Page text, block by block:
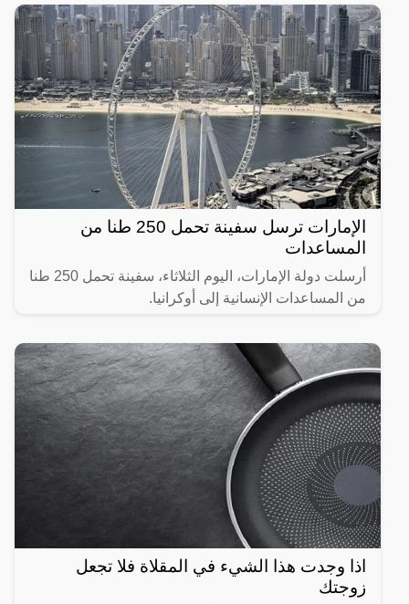
الإمارات ترسل سفينة تحمل 250 طنا من
المساعدات
أرسلت دولة الإمارات، اليوم الثلاثاء، سفينة تحمل 250 طنا
من المساعدات الإنسانية إلى أوكرانيا.
اذا وجدت هذا الشيء في المقلاة فلا تجعل
زوجتك